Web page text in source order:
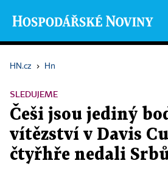
HN.cz › Hn
SLEDUJEME
Češi jsou jediný
vítězství v Davis
čtyřhře nedali